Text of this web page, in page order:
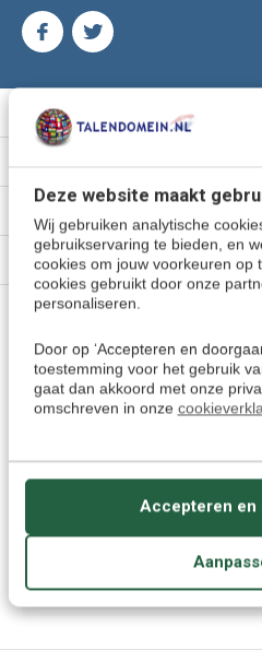
Deze website maakt
Wij gebruiken analytische
gebruikservaring te bieden, en
cookies om jouw voorkeuren op
cookies gebruikt door onze
personaliseren.
Door op ‘Accepteren en
toestemming voor het gebruik
gaat dan akkoord met onze
omschreven in onze
Accepteren en
Meer informatie
Categorieën
Contact
Talendomein.NL + BE
6587 AN - Middelaar (NL)
Vertaalcomputers & Draagbare
Taalcursussen, E-Learning en